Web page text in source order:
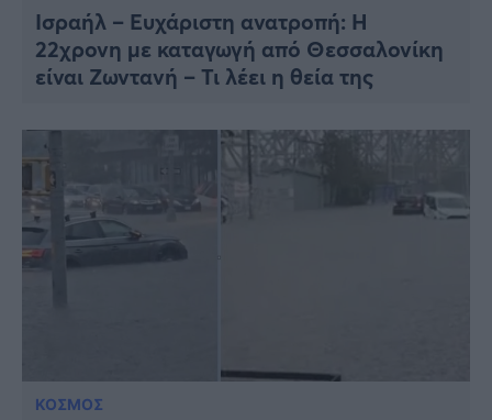
Ισραήλ – Ευχάριστη ανατροπή: Η
22χρονη με καταγωγή από Θεσσαλονίκη
είναι Ζωντανή – Τι λέει η θεία της
ΚΟΣΜΟΣ